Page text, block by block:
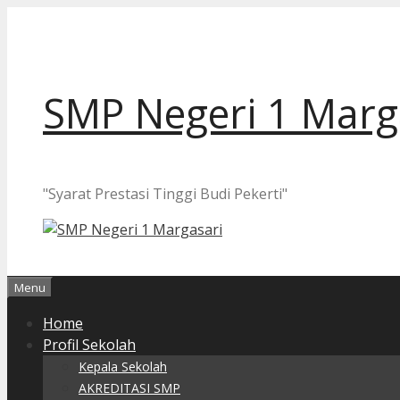
SMP Negeri 1
"Syarat Prestasi Tinggi Budi Pekerti"
Menu
Home
Profil Sekolah
Kepala Sekolah
AKREDITASI SMP